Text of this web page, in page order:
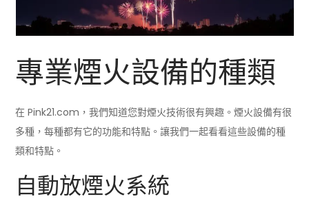
專業煙火設備的種類
在 Pink21.com，我們知道您對煙火技術很有興趣。煙火設備有很
多種，每種都有它的功能和特點。讓我們一起看看這些設備的種
類和特點。
自動放煙火系統